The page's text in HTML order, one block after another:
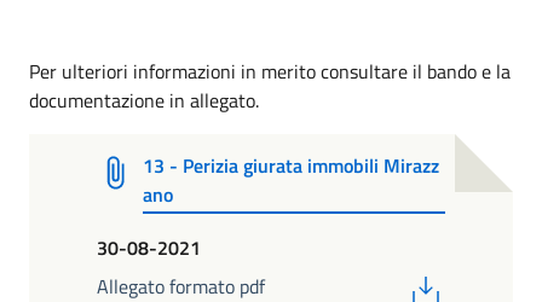
Per ulteriori informazioni in merito consultare il bando e la
documentazione in allegato.
13 - Perizia giurata immobili Mirazz
ano
30-08-2021
Allegato formato pdf